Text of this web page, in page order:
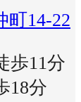
町14-22
歩11分
18分